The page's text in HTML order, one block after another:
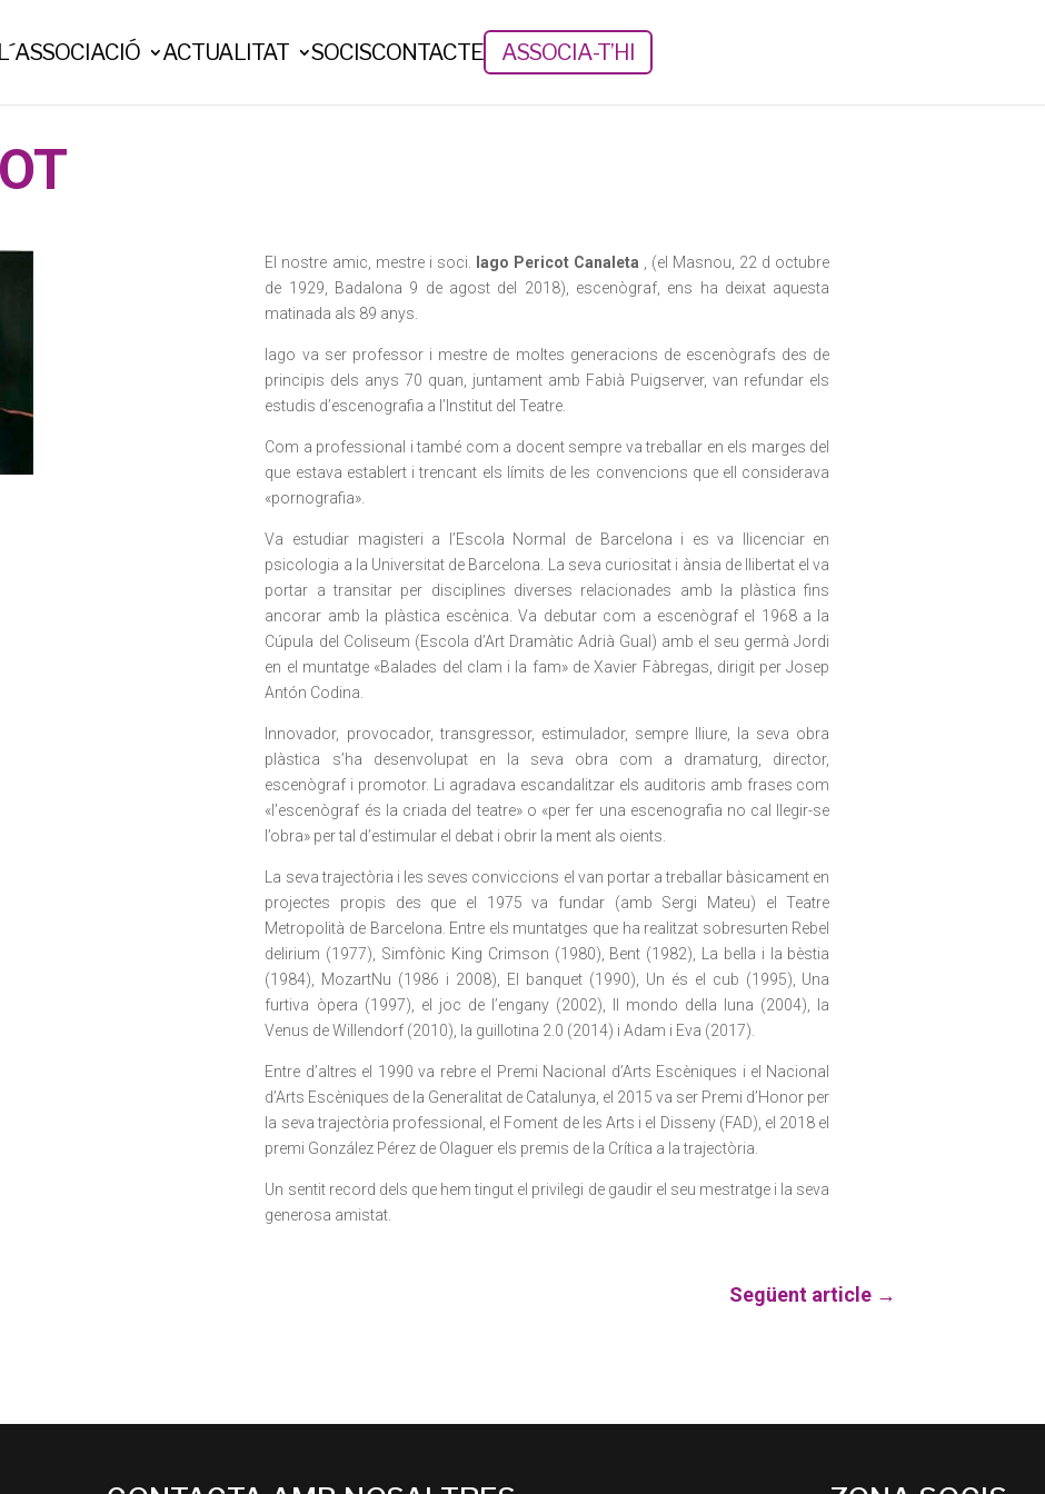
L´ASSOCIACIÓ ACTUALITAT SOCISCONTACTE ASSOCIA-T’HI
El nostre amic, mestre i soci. Iago Pericot Canaleta , (el Masnou, 22 d octubre
de 1929, Badalona 9 de agost del 2018), escenògraf, ens ha deixat aquesta
matinada als 89 anys.
Iago va ser professor i mestre de moltes generacions de escenògrafs des de
principis dels anys 70 quan, juntament amb Fabià Puigserver, van refundar els
estudis d’escenografia a l’Institut del Teatre.
Com a professional i també com a docent sempre va treballar en els marges del
que estava establert i trencant els límits de les convencions que ell considerava
«pornografia».
Va estudiar magisteri a l’Escola Normal de Barcelona i es va llicenciar en
psicologia a la Universitat de Barcelona. La seva curiositat i ànsia de llibertat el va
portar a transitar per disciplines diverses relacionades amb la plàstica fins
ancorar amb la plàstica escènica. Va debutar com a escenògraf el 1968 a la
Cúpula del Coliseum (Escola d’Art Dramàtic Adrià Gual) amb el seu germà Jordi
en el muntatge «Balades del clam i la fam» de Xavier Fàbregas, dirigit per Josep
Antón Codina.
Innovador, provocador, transgressor, estimulador, sempre lliure, la seva obra
plàstica s’ha desenvolupat en la seva obra com a dramaturg, director,
escenògraf i promotor. Li agradava escandalitzar els auditoris amb frases com
«l’escenògraf és la criada del teatre» o «per fer una escenografia no cal llegir-se
l’obra» per tal d’estimular el debat i obrir la ment als oients.
La seva trajectòria i les seves conviccions el van portar a treballar bàsicament en
projectes propis des que el 1975 va fundar (amb Sergi Mateu) el Teatre
Metropolità de Barcelona. Entre els muntatges que ha realitzat sobresurten Rebel
delirium (1977), Simfònic King Crimson (1980), Bent (1982), La bella i la bèstia
(1984), MozartNu (1986 i 2008), El banquet (1990), Un és el cub (1995), Una
furtiva òpera (1997), el joc de l’engany (2002), Il mondo della luna (2004), la
Venus de Willendorf (2010), la guillotina 2.0 (2014) i Adam i Eva (2017).
Entre d’altres el 1990 va rebre el Premi Nacional d’Arts Escèniques i el Nacional
d’Arts Escèniques de la Generalitat de Catalunya, el 2015 va ser Premi d’Honor per
la seva trajectòria professional, el Foment de les Arts i el Disseny (FAD), el 2018 el
premi González Pérez de Olaguer els premis de la Crítica a la trajectòria.
Un sentit record dels que hem tingut el privilegi de gaudir el seu mestratge i la seva
generosa amistat.
Següent article→